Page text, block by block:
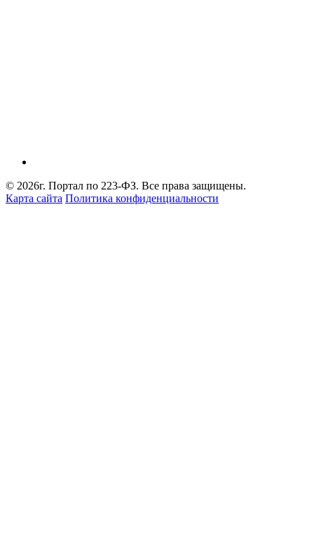
© 2026г. Портал по 223-ФЗ. Все права защищены.
Карта сайта Политика конфиденциальности